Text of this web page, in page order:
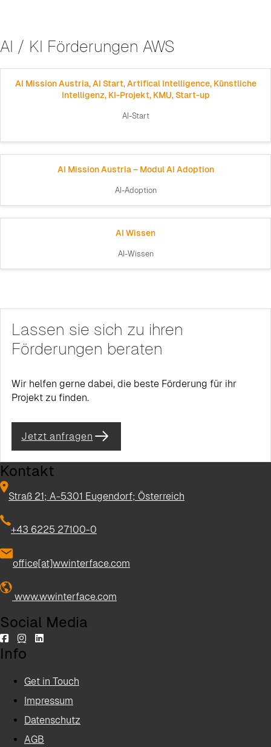
AI / KI Förderungen AWS
AI Mission Austria, AI Start, Artifical Intelligence, Künstliche
Intelligenz, KI-Projekt, KMU, Start-up
AI-Start
AI Mission Austria – Modul AI Adoption
AI-Adoption
AI Wissen
AI-Wissen
Lassen sie sich zu ihren
Förderungen beraten
Wir helfen gerne dabei, die beste Förderung für ihr
Projekt zu finden.
Jetzt anfragen
Kontakt
Straß 21; A-5301 Eugendorf; Österreich
+43 6225 27100-0
office[at]wwinterface.com
www.wwinterface.com
Social Media
Info
Get in Touch
Impressum
Datenschutz
AGB